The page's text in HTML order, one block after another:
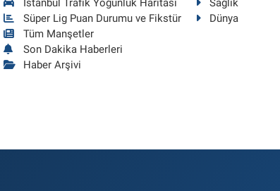
İstanbul Trafik Yoğunluk Haritası
Süper Lig Puan Durumu ve Fikstür
Tüm Manşetler
Son Dakika Haberleri
Haber Arşivi
Sağlık
Dünya